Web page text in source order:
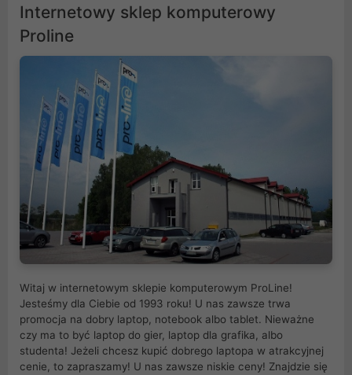
Internetowy sklep komputerowy
Proline
Witaj w internetowym sklepie komputerowym ProLine!
Jesteśmy dla Ciebie od 1993 roku! U nas zawsze trwa
promocja na dobry laptop, notebook albo tablet. Nieważne
czy ma to być laptop do gier, laptop dla grafika, albo
studenta! Jeżeli chcesz kupić dobrego laptopa w atrakcyjnej
cenie, to zapraszamy! U nas zawsze niskie ceny! Znajdzie się